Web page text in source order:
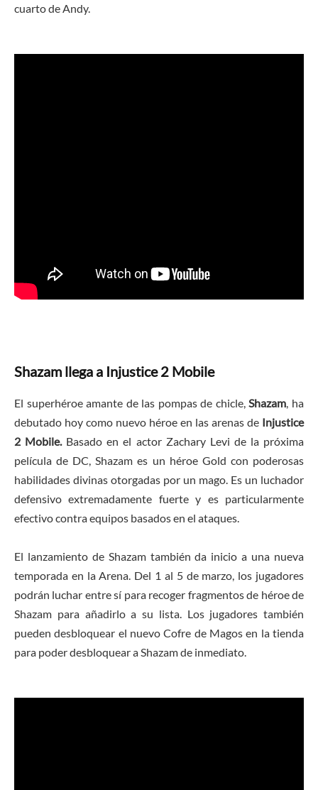
cuarto de Andy.
Shazam llega a Injustice 2 Mobile
El superhéroe amante de las pompas de chicle, Shazam , ha
debutado hoy como nuevo héroe en las arenas de Injustice
2 Mobile. Basado en el actor Zachary Levi de la próxima
película de DC, Shazam es un héroe Gold con poderosas
habilidades divinas otorgadas por un mago. Es un luchador
defensivo extremadamente fuerte y es particularmente
efectivo contra equipos basados ​​en el ataques.
El lanzamiento de Shazam también da inicio a una nueva
temporada en la Arena. Del 1 al 5 de marzo, los jugadores
podrán luchar entre sí para recoger fragmentos de héroe de
Shazam para añadirlo a su lista. Los jugadores también
pueden desbloquear el nuevo Cofre de Magos en la tienda
para poder desbloquear a Shazam de inmediato.